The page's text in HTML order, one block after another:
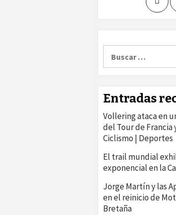
Entradas
Vollering ataca en
del Tour de Francia
Ciclismo | Deportes
El trail mundial
exponencial en la
Jorge Martín y las
en el reinicio de
Bretaña